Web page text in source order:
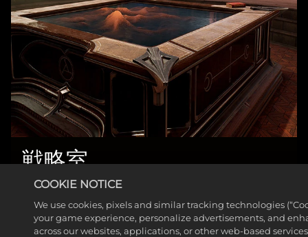
戦略室
もっと見る
COOKIE NOTICE
We use cookies, pixels and similar tracking technologies
your game experience, personalize advertisements, and
across our websites, applications, or other web-based services